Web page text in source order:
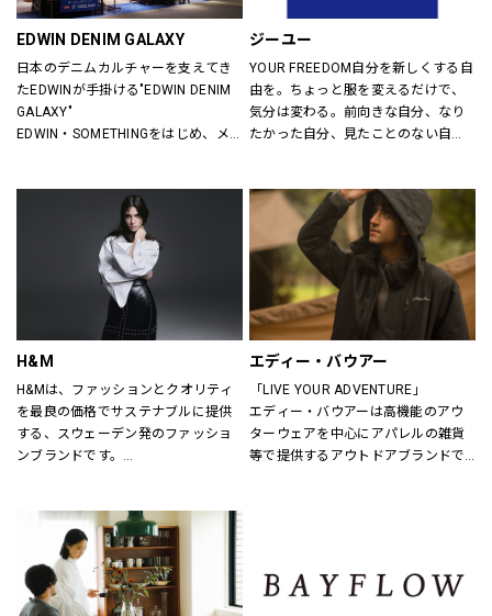
EDWIN DENIM GALAXY
日本のデニムカルチャーを支えてき
たEDWINが手掛ける"EDWIN DENIM
GALAXY"
EDWIN・SOMETHINGをはじめ、メ
レンドアイテムまで豊富なランナッ
プを取り揃えます。
ジーユー
YOUR FREEDOM自分を新しくする自
由を。ちょっと服を変えるだけで、
気分は変わる。前向きな自分、なり
たかった自分、見たことのない自
いまの気分で、もっと自由に。GU
は、自由。
H&M
H&Mは、ファッションとクオリティ
を最良の価格でサステナブルに提供
する、スウェーデン発のファッショ
ンブランドです。
さまをお迎えしています。
H&Mお問い合わせ窓口:
https://lin.ee/k1gDN7M（LINEでの
お問い合わせ）
エディー・バウアー
「LIVE YOUR ADVENTURE」
エディー・バウアーは高機能のアウ
ターウェアを中心にアパレルの雑貨
等で提供するアウトドアブランドで
アウトドア・ライフスタルウェア等